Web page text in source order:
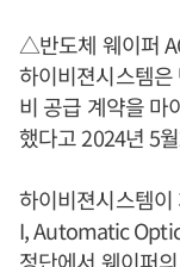
△반도체 웨이퍼
하이비젼시스템
비 공급 계약을 마
했다고 2024년 5
하이비젼시스템
I, Automatic